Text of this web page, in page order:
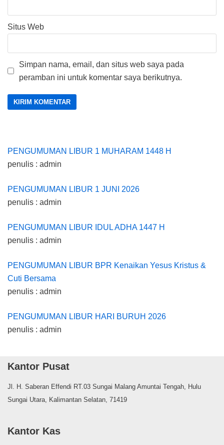
Situs Web
Simpan nama, email, dan situs web saya pada
peramban ini untuk komentar saya berikutnya.
PENGUMUMAN LIBUR 1 MUHARAM 1448 H
penulis : admin
PENGUMUMAN LIBUR 1 JUNI 2026
penulis : admin
PENGUMUMAN LIBUR IDUL ADHA 1447 H
penulis : admin
PENGUMUMAN LIBUR BPR Kenaikan Yesus Kristus &
Cuti Bersama
penulis : admin
PENGUMUMAN LIBUR HARI BURUH 2026
penulis : admin
Kantor Pusat
Jl. H. Saberan Effendi RT.03 Sungai Malang Amuntai Tengah, Hulu
Sungai Utara, Kalimantan Selatan, 71419
Kantor Kas